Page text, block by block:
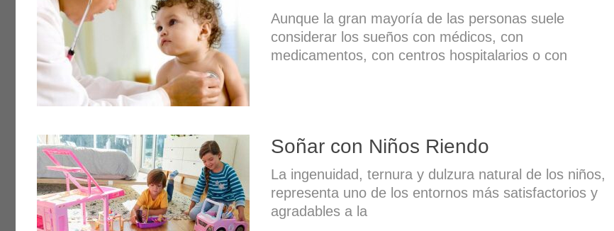
Aunque la gran mayoría de las personas suele
considerar los sueños con médicos, con
medicamentos, con centros hospitalarios o con
Soñar con Niños Riendo
La ingenuidad, ternura y dulzura natural de los niños,
representa uno de los entornos más satisfactorios y
agradables a la